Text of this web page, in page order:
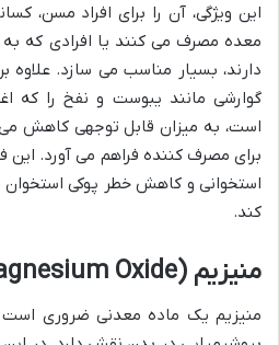
این ویژگی، آن را برای افراد مسن،
معده مصرف می کنند یا افرادی که
دارند، بسیار مناسب می سازد. علاوه
گوارشی مانند یبوست و نفخ را که
است، به میزان قابل توجهی کاهش
برای مصرف کننده فراهم می آورد. این
استخوانی و کاهش خطر پوکی
کند.
منیزیم (Magnesium Oxide)